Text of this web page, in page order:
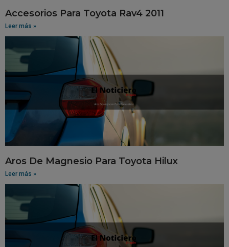
Accesorios Para Toyota Rav4 2011
Leer más »
Aros De Magnesio Para Toyota Hilux
Leer más »